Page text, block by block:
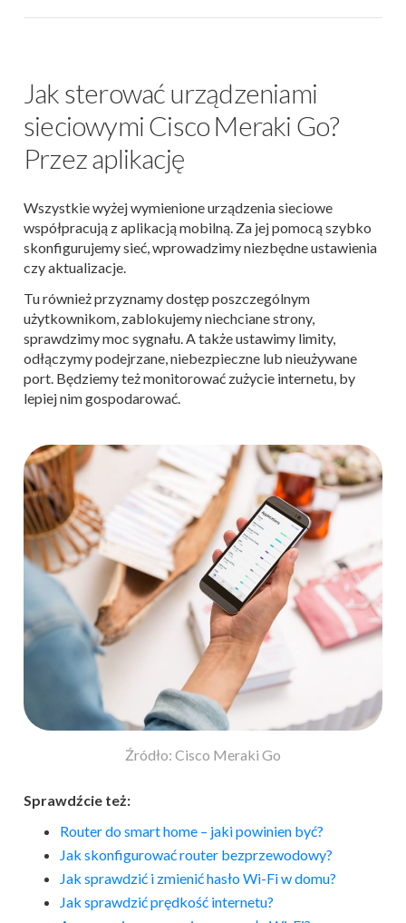
Jak sterować urządzeniami
sieciowymi Cisco Meraki Go?
Przez aplikację
Wszystkie wyżej wymienione urządzenia sieciowe
współpracują z aplikacją mobilną. Za jej pomocą szybko
skonfigurujemy sieć, wprowadzimy niezbędne ustawienia
czy aktualizacje.
Tu również przyznamy dostęp poszczególnym
użytkownikom, zablokujemy niechciane strony,
sprawdzimy moc sygnału. A także ustawimy limity,
odłączymy podejrzane, niebezpieczne lub nieużywane
port. Będziemy też monitorować zużycie internetu, by
lepiej nim gospodarować.
Źródło: Cisco Meraki Go
Sprawdźcie też:
Router do smart home – jaki powinien być?
Jak skonfigurować router bezprzewodowy?
Jak sprawdzić i zmienić hasło Wi-Fi w domu?
Jak sprawdzić prędkość internetu?